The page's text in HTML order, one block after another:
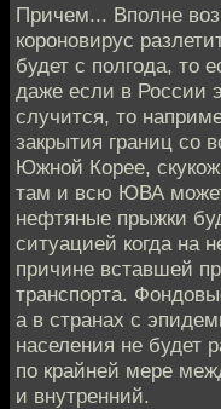
Причем... Вполне
короновирус
будет с полгода, то
даже если в России
случится, то
закрытия границ со
Южной Корее,
там и всю ЮВА
нефтяные прыжки
ситуацией когда на
причине вставшей
транспорта.
а в странах с
населения не будет
по крайней мере
и внутренний.